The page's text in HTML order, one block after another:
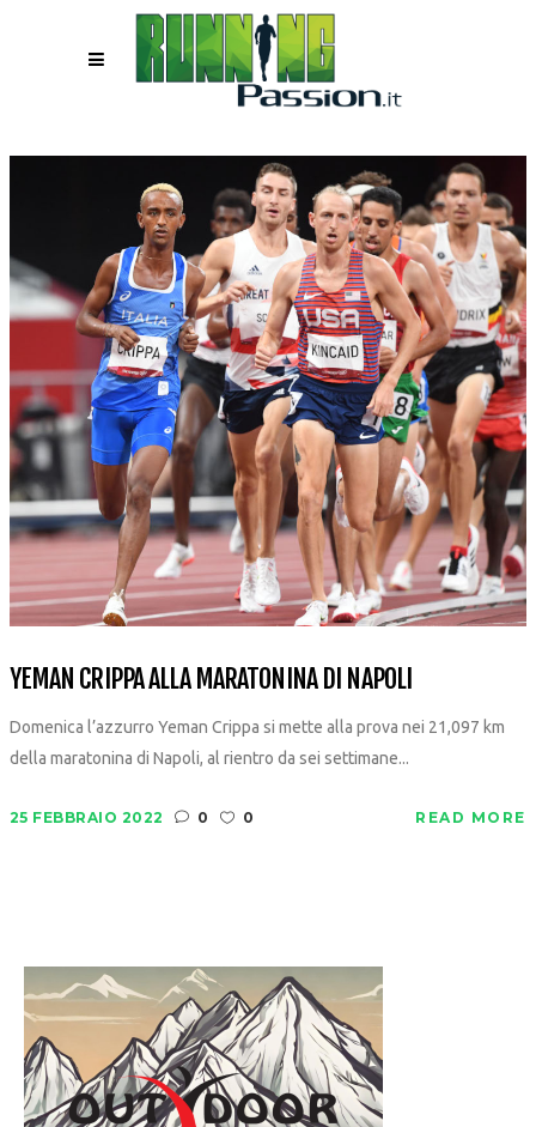
YEMAN CRIPPA ALLA MARATONINA DI NAPOLI
Domenica l’azzurro Yeman Crippa si mette alla prova nei 21,097 km
della maratonina di Napoli, al rientro da sei settimane...
25 FEBBRAIO 2022 0 0 READ MORE